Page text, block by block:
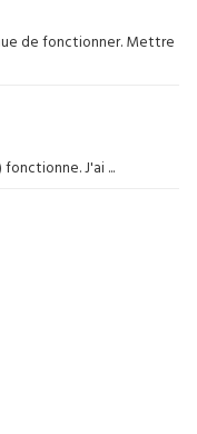
de fonctionner. Mettre
J'ai ...